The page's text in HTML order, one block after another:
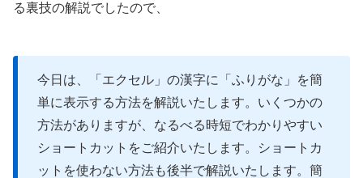
る裏技の解説でしたので、
今日は、「エクセル」の漢字に「ふりがな」を簡
単に表示する方法を解説いたします。いくつかの
方法がありますが、なるべる時短でわかりやすい
ショートカットをご紹介いたします。ショートカ
ットを使わない方法も後半で解説いたします。簡